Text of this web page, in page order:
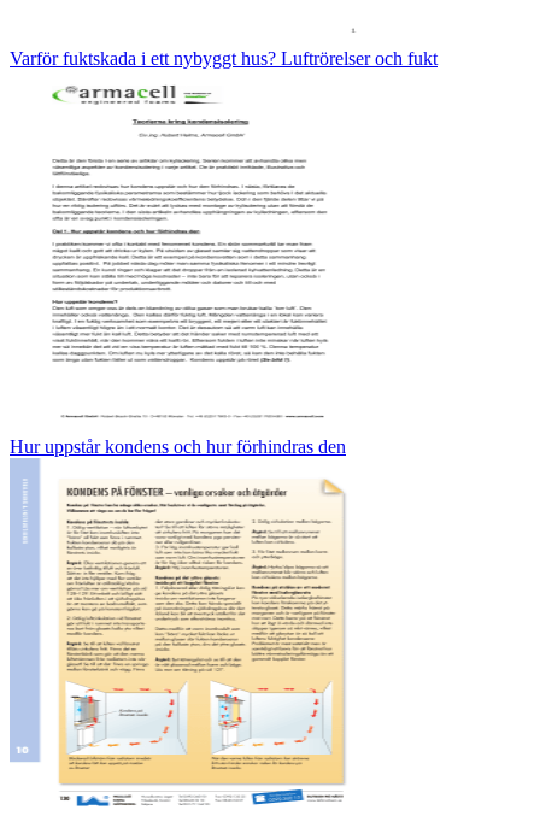
Varför fuktskada i ett nybyggt hus? Luftrörelser och fukt
Hur uppstår kondens och hur förhindras den